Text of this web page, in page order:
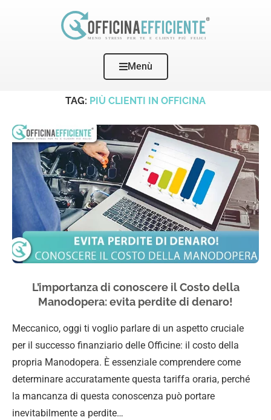
Menù
Posts tagged with "più clienti in officina"
TAG: PIÙ CLIENTI IN OFFICINA
L’importanza di conoscere il Costo della
Manodopera: evita perdite di denaro!
Meccanico, oggi ti voglio parlare di un aspetto cruciale
per il successo finanziario delle Officine: il costo della
propria Manodopera. È essenziale comprendere come
determinare accuratamente questa tariffa oraria, perché
la mancanza di questa conoscenza può portare
inevitabilmente a perdite…